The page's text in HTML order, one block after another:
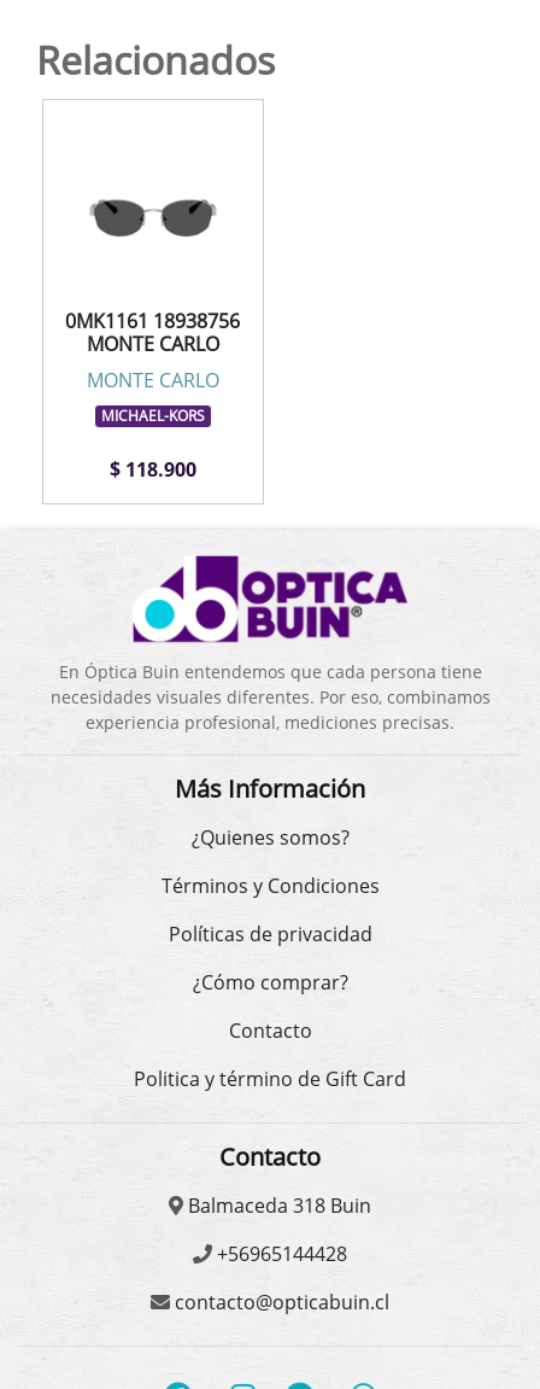
Relacionados
0MK1161 18938756
MONTE CARLO
MONTE CARLO
MICHAEL-KORS
$ 118.900
En Óptica Buin entendemos que cada persona tiene
necesidades visuales diferentes. Por eso, combinamos
experiencia profesional, mediciones precisas.
Más Información
¿Quienes somos?
Términos y Condiciones
Políticas de privacidad
¿Cómo comprar?
Contacto
Politica y término de Gift Card
Contacto
Balmaceda 318 Buin
+56965144428
contacto@opticabuin.cl